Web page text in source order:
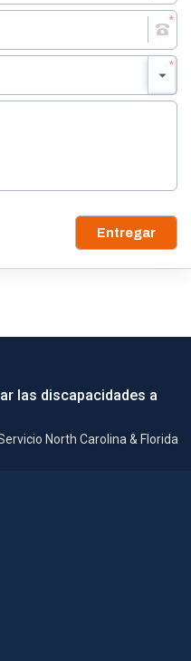
Entregar
las discapacidades a
North Carolina & Florida